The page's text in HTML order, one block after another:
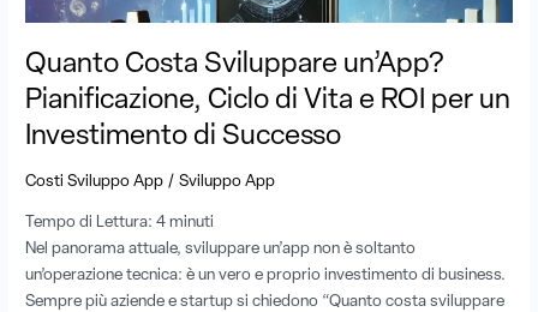
Quanto Costa Sviluppare un’App?
Pianificazione, Ciclo di Vita e ROI per un
Investimento di Successo
Costi Sviluppo App /Sviluppo App
Tempo di Lettura:4 minuti
Nel panorama attuale, sviluppare un’app non è soltanto
un’operazione tecnica: è un vero e proprio investimento di business.
Sempre più aziende e startup si chiedono “Quanto costa sviluppare
ROI
un
Investimento
di